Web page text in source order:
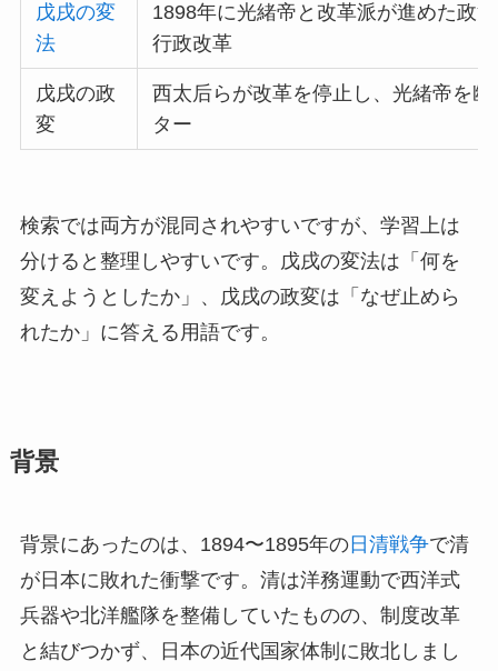
戊戌の変
法
1898年に光緒帝と改革派が進めた政
行政改革
戊戌の政
変
西太后らが改革を停止し、光緒帝を
ター
検索では両方が混同されやすいですが、学習上は
分けると整理しやすいです。戊戌の変法は「何を
変えようとしたか」、戊戌の政変は「なぜ止めら
れたか」に答える用語です。
背景
背景にあったのは、1894〜1895年の日清戦争で清
が日本に敗れた衝撃です。清は洋務運動で西洋式
兵器や北洋艦隊を整備していたものの、制度改革
と結びつかず、日本の近代国家体制に敗北しまし